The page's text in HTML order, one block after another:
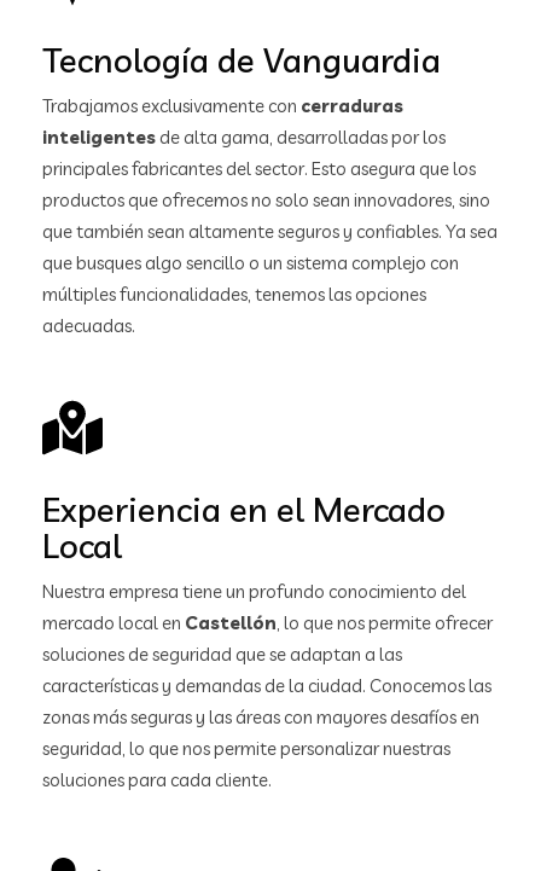
Tecnología de Vanguardia
Trabajamos exclusivamente con cerraduras
inteligentesde alta gama, desarrolladas por los
principales fabricantes del sector. Esto asegura que los
productos que ofrecemos no solo sean innovadores, sino
que también sean altamente seguros y confiables. Ya sea
que busques algo sencillo o un sistema complejo con
múltiples funcionalidades, tenemos las opciones
adecuadas.
Experiencia en el Mercado
Local
Nuestra empresa tiene un profundo conocimiento del
mercado local en Castellón, lo que nos permite ofrecer
soluciones de seguridad que se adaptan a las
características y demandas de la ciudad. Conocemos las
zonas más seguras y las áreas con mayores desafíos en
seguridad, lo que nos permite personalizar nuestras
soluciones para cada cliente.